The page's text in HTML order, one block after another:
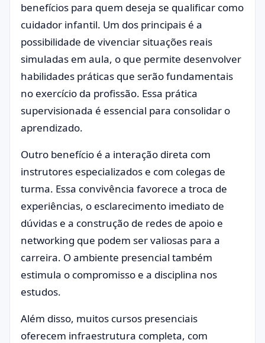
benefícios para quem deseja se qualificar como
cuidador infantil. Um dos principais é a
possibilidade de vivenciar situações reais
simuladas em aula, o que permite desenvolver
habilidades práticas que serão fundamentais
no exercício da profissão. Essa prática
supervisionada é essencial para consolidar o
aprendizado.
Outro benefício é a interação direta com
instrutores especializados e com colegas de
turma. Essa convivência favorece a troca de
experiências, o esclarecimento imediato de
dúvidas e a construção de redes de apoio e
networking que podem ser valiosas para a
carreira. O ambiente presencial também
estimula o compromisso e a disciplina nos
estudos.
Além disso, muitos cursos presenciais
oferecem infraestrutura completa, com